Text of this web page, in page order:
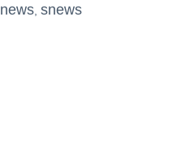
snews